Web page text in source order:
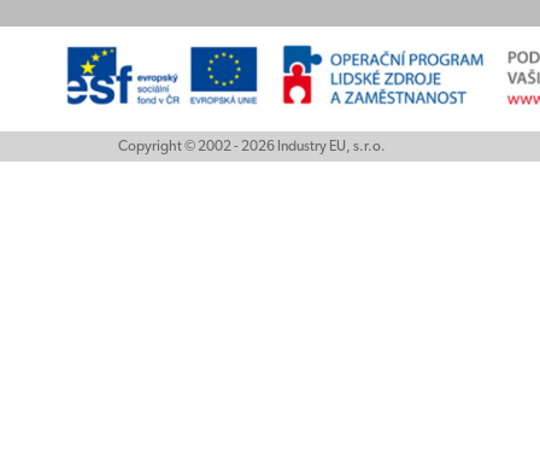
Copyright © 2002 - 2026 Industry EU, s.r.o.